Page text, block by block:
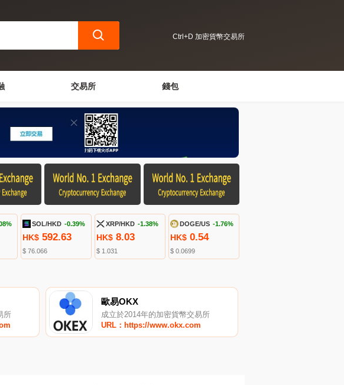
Ctrl+D 加密貨幣交易所
交易所 錢包
SOL/HKD -0.39%
HK$ 592.63
$ 76.066
XRP/HKD -1.38%
HK$ 8.03
$ 1.031
DOGE/US -1.76%
HK$ 0.54
$ 0.0699
所
歐易OKX
成立於2014年的加密貨幣交易所
URL：https://www.okx.com